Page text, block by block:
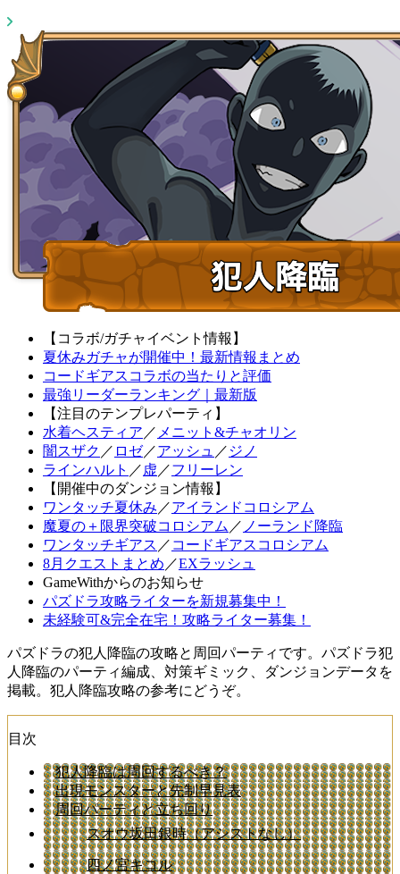
【コラボ/ガチャイベント情報】
夏休みガチャが開催中！最新情報まとめ
コードギアスコラボの当たりと評価
最強リーダーランキング｜最新版
【注目のテンプレパーティ】
水着ヘスティア ／ メニット&チャオリン
闇スザク ／ ロゼ／アッシュ ／ ジノ
ラインハルト ／ 虚 ／フリーレン
【開催中のダンジョン情報】
ワンタッチ夏休み ／アイランドコロシアム
魔夏の＋限界突破コロシアム ／ ノーランド降臨
ワンタッチギアス ／ コードギアスコロシアム
8月クエストまとめ ／EXラッシュ
GameWithからのお知らせ
パズドラ攻略ライターを新規募集中！
未経験可&完全在宅！攻略ライター募集！
パズドラの犯人降臨の攻略と周回パーティです。パズドラ犯
人降臨のパーティ編成、対策ギミック、ダンジョンデータを
掲載。犯人降臨攻略の参考にどうぞ。
目次
犯人降臨は周回するべき？
出現モンスターと先制早見表
周回パーティと立ち回り
スオウ坂田銀時（アシストなし）
四ノ宮キコル